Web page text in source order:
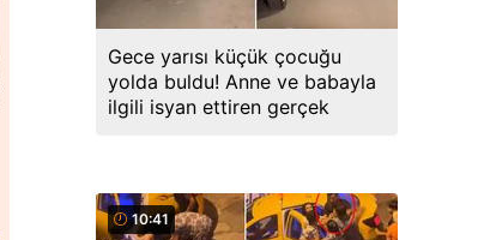
Gece yarısı küçük çocuğu
yolda buldu! Anne ve babayla
ilgili isyan ettiren gerçek
10:41